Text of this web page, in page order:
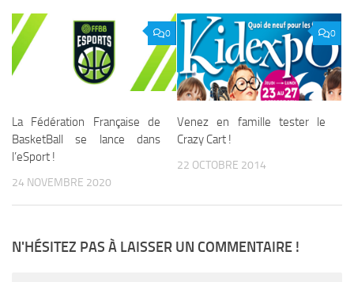
0
La Fédération Française de
BasketBall se lance dans
l’eSport !
24 NOVEMBRE 2020
0
Venez en famille tester le
Crazy Cart !
22 OCTOBRE 2014
N'HÉSITEZ PAS À LAISSER UN COMMENTAIRE !